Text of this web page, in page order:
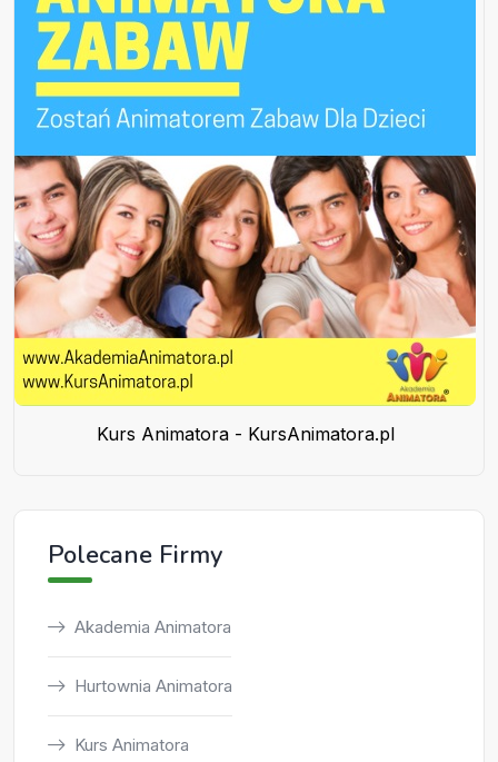
Kurs Animatora - KursAnimatora.pl
Polecane Firmy
Akademia Animatora
Hurtownia Animatora
Kurs Animatora